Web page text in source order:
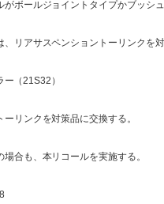
がボールジョイントタイプかブッシ
、リアサスペンショントーリンクを
（21S32）
リンクを対策品に交換する。
合も、本リコールを実施する。